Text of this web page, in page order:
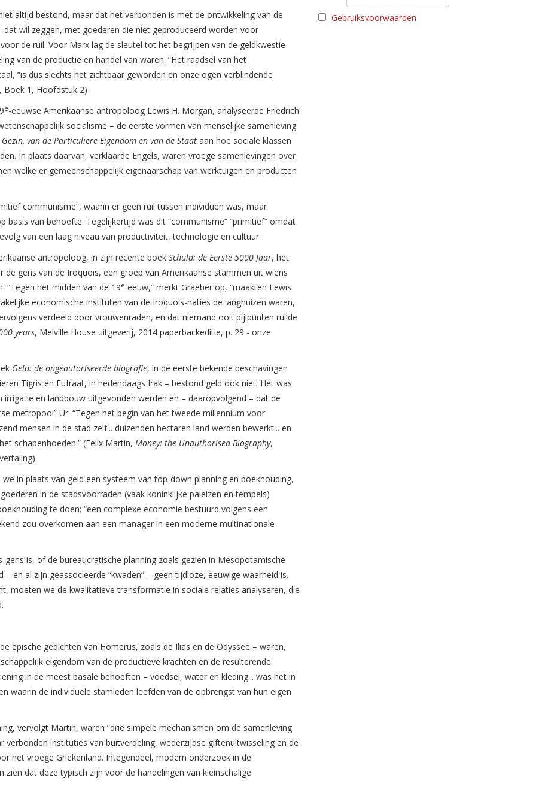
altijd bestond, maar dat het verbonden is met de ontwikkeling van de
wil zeggen, met goederen die niet geproduceerd worden voor
de ruil. Voor Marx lag de sleutel tot het begrijpen van de geldkwestie
van de productie en handel van waren. “Het raadsel van het
“is dus slechts het zichtbaar geworden en onze ogen verblindende
, Boek 1, Hoofdstuk 2)
e-eeuwse Amerikaanse antropoloog Lewis H. Morgan, analyseerde Friedrich
socialisme – de eerste vormen van menselijke samenleving
van de Particuliere Eigendom en van de Staat aan hoe sociale klassen
In plaats daarvan, verklaarde Engels, waren vroege samenlevingen over
welke er gemeenschappelijk eigenaarschap van werktuigen en producten
communisme”, waarin er geen ruil tussen individuen was, maar
van behoefte. Tegelijkertijd was dit “communisme” “primitief” omdat
van een laag niveau van productiviteit, technologie en cultuur.
antropoloog, in zijn recente boek Schuld: de Eerste 5000 Jaar, het
gens van de Iroquois, een groep van Amerikaanse stammen uit wiens
“Tegen het midden van de 19e eeuw,” merkt Graeber op, “maakten Lewis
economische instituten van de Iroquois-naties de langhuizen waren,
verdeeld door vrouwenraden, en dat niemand ooit pijlpunten ruilde
years, Melville House uitgeverij, 2014 paperbackeditie, p. 29 - onze
Geld: de ongeautoriseerde biografie, in de eerste bekende beschavingen
Tigris en Eufraat, in hedendaags Irak – bestond geld ook niet. Het was
en landbouw uitgevonden werden en – daaropvolgend – dat de
metropool” Ur. “Tegen het begin van het tweede millennium voor
mensen in de stad zelf... duizenden hectaren land werden bewerkt... en
schapenhoeden.” (Felix Martin, Money: the Unauthorised Biography,
in plaats van geld een systeem van top-down planning en boekhouding,
in de stadsvoorraden (vaak koninklijke paleizen en tempels)
te doen; “een complexe economie bestuurd volgens een
zou overkomen aan een manager in een moderne multinationale
is, of de bureaucratische planning zoals gezien in Mesopotamische
en al zijn geassocieerde “kwaden” – geen tijdloze, eeuwige waarheid is.
moeten we de kwalitatieve transformatie in sociale relaties analyseren, die
epische gedichten van Homerus, zoals de Ilias en de Odyssee – waren,
eigendom van de productieve krachten en de resulterende
in de meest basale behoeften – voedsel, water en kleding... was het in
waarin de individuele stamleden leefden van de opbrengst van hun eigen
vervolgt Martin, waren “drie simpele mechanismen om de samenleving
instituties van buitverdeling, wederzijdse giftenuitwisseling en de
het vroege Griekenland. Integendeel, modern onderzoek in de
dat deze typisch zijn voor de handelingen van kleinschalige
Gebruiksvoorwaarden